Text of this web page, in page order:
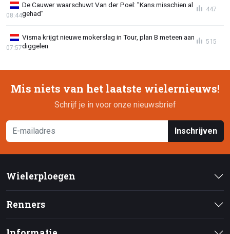
De Cauwer waarschuwt Van der Poel: "Kans misschien al
gehad"
08:44
447
Visma krijgt nieuwe mokerslag in Tour, plan B meteen aan
diggelen
07:57
515
Mis niets van het laatste wielernieuws!
Schrijf je in voor onze nieuwsbrief
Inschrijven
Wielerploegen
Renners